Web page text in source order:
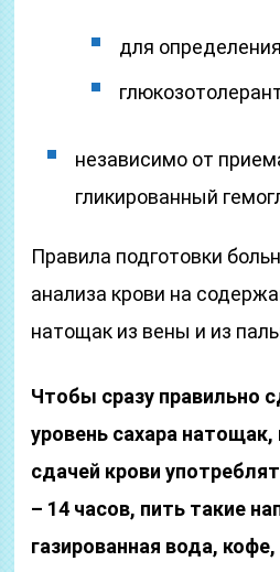
для
независимо от
гликированный
Правила подготовки
анализа крови на
натощак из вены и из
Чтобы сразу правильно
уровень сахара натощак,
сдачей крови
– 14 часов, пить такие
газированная вода, кофе,